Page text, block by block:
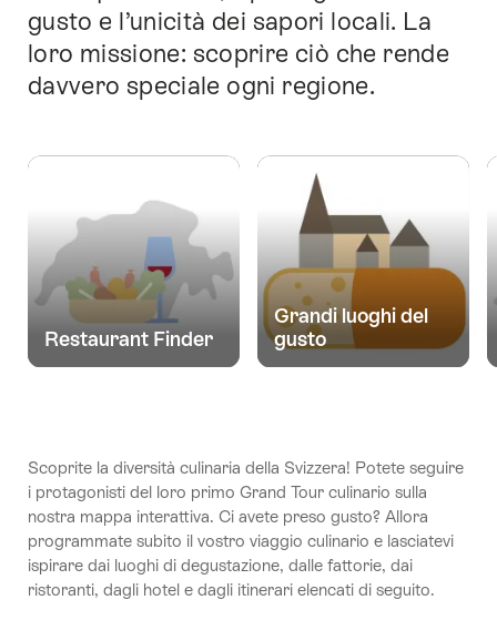
gusto e l’unicità dei sapori locali. La
loro missione: scoprire ciò che rende
davvero speciale ogni regione.
Restaurant Finder
Grandi luoghi del
gusto
Scoprite la diversità culinaria della Svizzera! Potete seguire
i protagonisti del loro primo Grand Tour culinario sulla
nostra mappa interattiva. Ci avete preso gusto? Allora
programmate subito il vostro viaggio culinario e lasciatevi
ispirare dai luoghi di degustazione, dalle fattorie, dai
ristoranti, dagli hotel e dagli itinerari elencati di seguito.